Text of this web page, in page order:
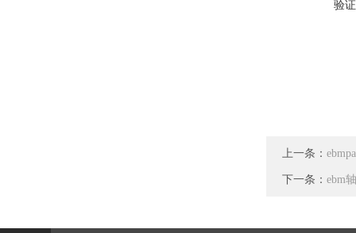
验
上一条：
下一条： ebm